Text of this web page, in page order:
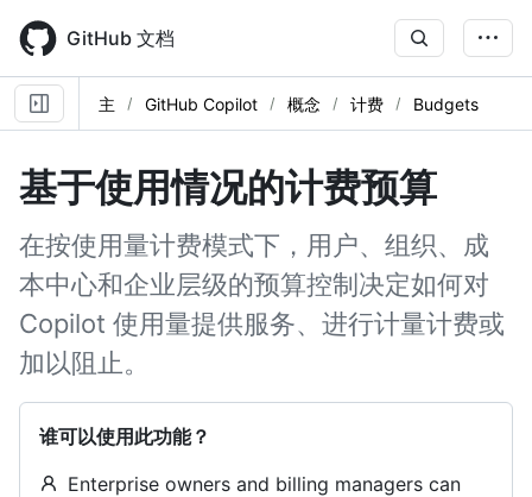
main
content
GitHub 文档
主 GitHub Copilot 概念 计费 Budgets
基于使用情况的计费预算
在按使用量计费模式下，用户、组织、成
本中心和企业层级的预算控制决定如何对
Copilot 使用量提供服务、进行计量计费或
加以阻止。
谁可以使用此功能？
Enterprise owners and billing managers can